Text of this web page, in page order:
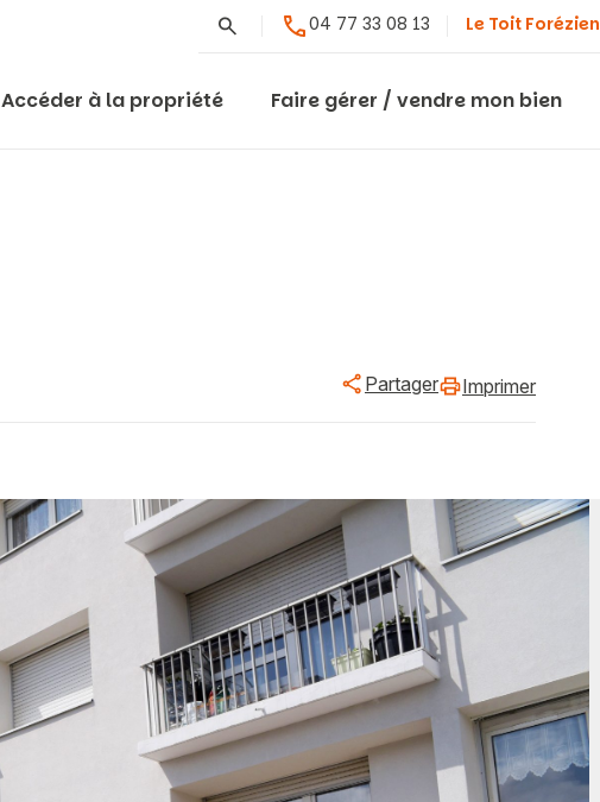
Rechercher04 77 33 08 13 Le Toit Forézien
Accéder à la propriété Faire gérer / vendre mon bien
Partager Imprimer